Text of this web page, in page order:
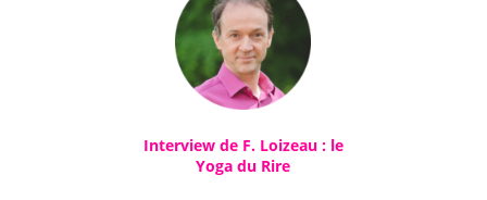
Interview de F. Loizeau : le
Yoga du Rire